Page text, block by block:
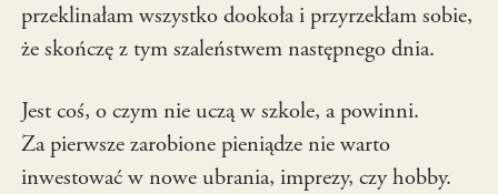
przeklinałam wszystko dookoła i przyrzekłam sobie,
że skończę z tym szaleństwem następnego dnia.
Jest coś, o czym nie uczą w szkole, a powinni.
Za pierwsze zarobione pieniądze nie warto
inwestować w nowe ubrania, imprezy, czy hobby.